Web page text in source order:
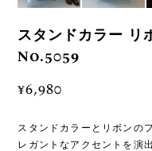
スタンドカラー リ
No.5059
¥6,980
スタンドカラーとリボンの
レガントなアクセントを演